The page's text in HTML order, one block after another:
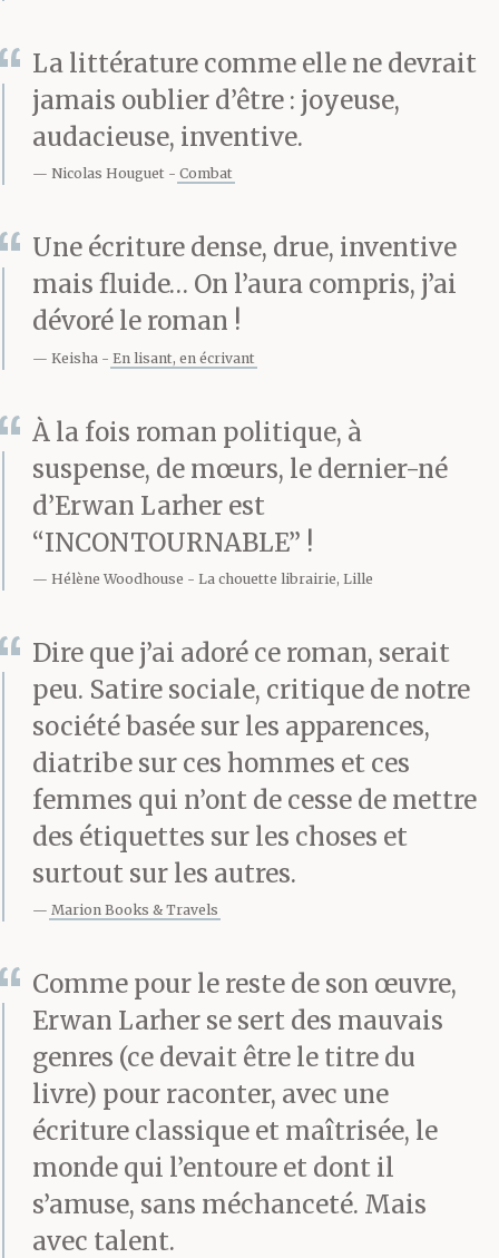
–zoot suitfluide et
déstructuré Alexander
McQueen avec des
noir, baskets John
Varvatos.Bon courage,
mec, t’es pas le premier !
— Vous en êtes
originaire peut-être ?
De la famille dans les
parages ?
— Non plus. J’ai fait un
tour dans le village, j’ai
vu le panneau, je vous ai
téléphoné.
— Vous avez eu raison.
Vous allez voir, c’est un
bien exceptionnel !
Gadin ouvre la porte et
précède Sam dans la
pénombre d’un petit
hall d’entrée. De grosses
La littérature comme elle ne devrait
jamais oublier d’être : joyeuse,
audacieuse, inventive.
Nicolas Houguet Combat
Une écriture dense, drue, inventive
mais fluide… On l’aura compris, j’ai
dévoré le roman !
Keisha En lisant, en écrivant
À la fois roman politique, à
suspense, de mœurs, le dernier-né
d’Erwan Larher est
“INCONTOURNABLE” !
Hélène Woodhouse La chouette librairie, Lille
Dire que j’ai adoré ce roman, serait
peu. Satire sociale, critique de notre
société basée sur les apparences,
diatribe sur ces hommes et ces
femmes qui n’ont de cesse de mettre
des étiquettes sur les choses et
surtout sur les autres.
Marion Books & Travels
Comme pour le reste de son œuvre,
Erwan Larher se sert des mauvais
genres (ce devait être le titre du
livre) pour raconter, avec une
écriture classique et maîtrisée, le
monde qui l’entoure et dont il
s’amuse, sans méchanceté. Mais
avec talent.